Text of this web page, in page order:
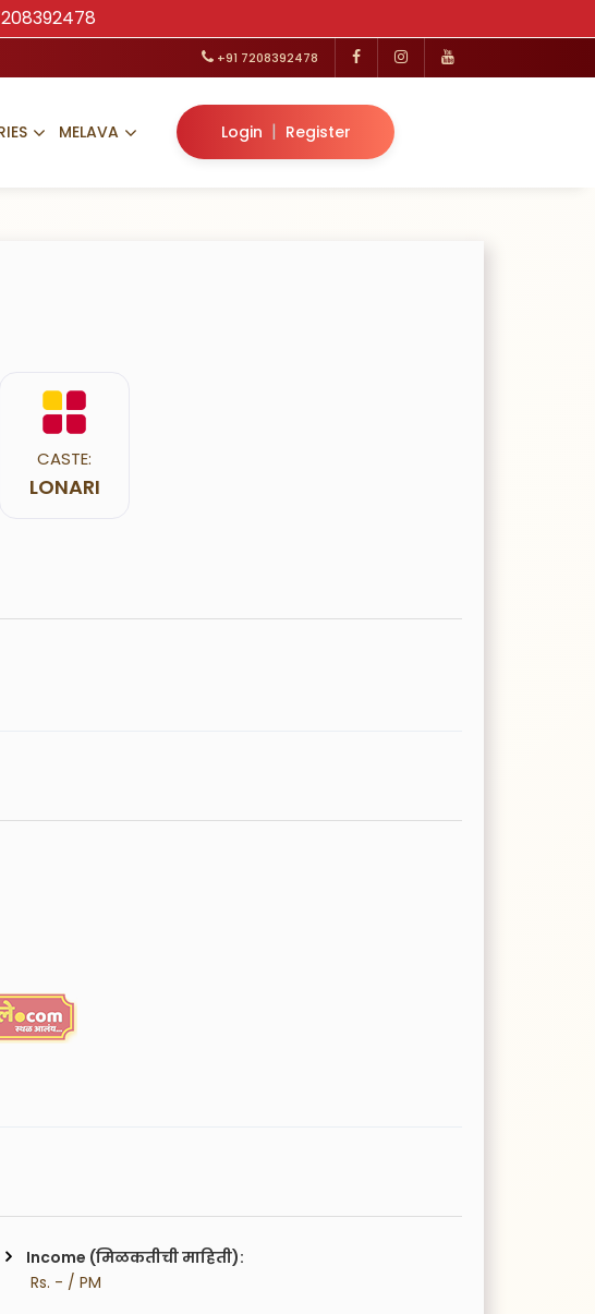
+91 7208392478
MELAVA Login | Register
CASTE:
LONARI
Income (मिळकतीची माहिती):
Rs. - / PM